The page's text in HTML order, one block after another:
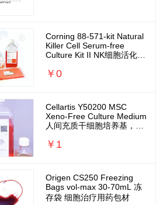
Corning 88-571-kit Natural
Killer Cell Serum-free
Culture Kit II NK细胞活化扩
￥0
Cellartis Y50200 MSC
Xeno-Free Culture Medium
人间充质干细胞培养基，无
￥1
Origen CS250 Freezing
Bags vol-max 30-70mL 冻
存袋 细胞治疗用药包材